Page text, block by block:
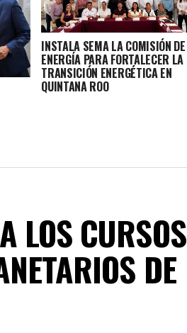
INSTALA SEMA LA COMISIÓN DE
ENERGÍA PARA FORTALECER LA
TRANSICIÓN ENERGÉTICA EN
QUINTANA ROO
LOS CURSOS
DE